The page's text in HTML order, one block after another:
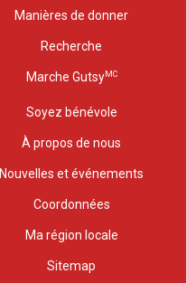
Manières de donner
Recherche
Marche GutsyMC
Soyez bénévole
À propos de nous
Nouvelles et événements
Coordonnées
Ma région locale
Sitemap